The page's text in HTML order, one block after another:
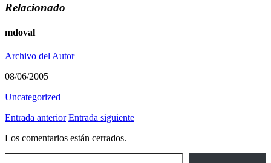
Relacionado
mdoval
Archivo del Autor
08/06/2005
Uncategorized
Entrada anterior Entrada siguiente
Los comentarios están cerrados.
Escribe tu correo electrónico…